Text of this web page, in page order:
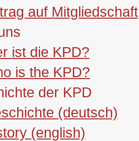
auf Mitgliedschaft
ist die KPD?
is the KPD?
der KPD
(deutsch)
(english)